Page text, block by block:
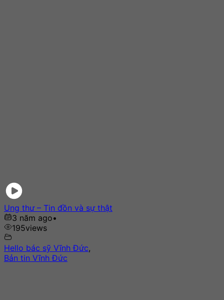
Ung thư – Tin đồn và sự thật
3 năm ago•
195views
Hello bác sỹ Vĩnh Đức,
Bản tin Vĩnh Đức